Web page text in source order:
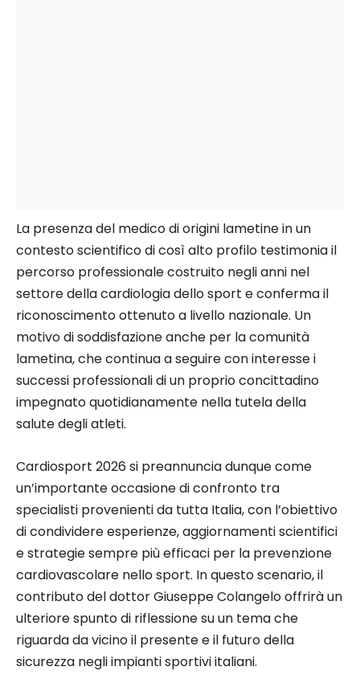
La presenza del medico di origini lametine in un
contesto scientifico di così alto profilo testimonia il
percorso professionale costruito negli anni nel
settore della cardiologia dello sport e conferma il
riconoscimento ottenuto a livello nazionale. Un
motivo di soddisfazione anche per la comunità
lametina, che continua a seguire con interesse i
successi professionali di un proprio concittadino
impegnato quotidianamente nella tutela della
salute degli atleti.
Cardiosport 2026 si preannuncia dunque come
un’importante occasione di confronto tra
specialisti provenienti da tutta Italia, con l’obiettivo
di condividere esperienze, aggiornamenti scientifici
e strategie sempre più efficaci per la prevenzione
cardiovascolare nello sport. In questo scenario, il
contributo del dottor Giuseppe Colangelo offrirà un
ulteriore spunto di riflessione su un tema che
riguarda da vicino il presente e il futuro della
sicurezza negli impianti sportivi italiani.